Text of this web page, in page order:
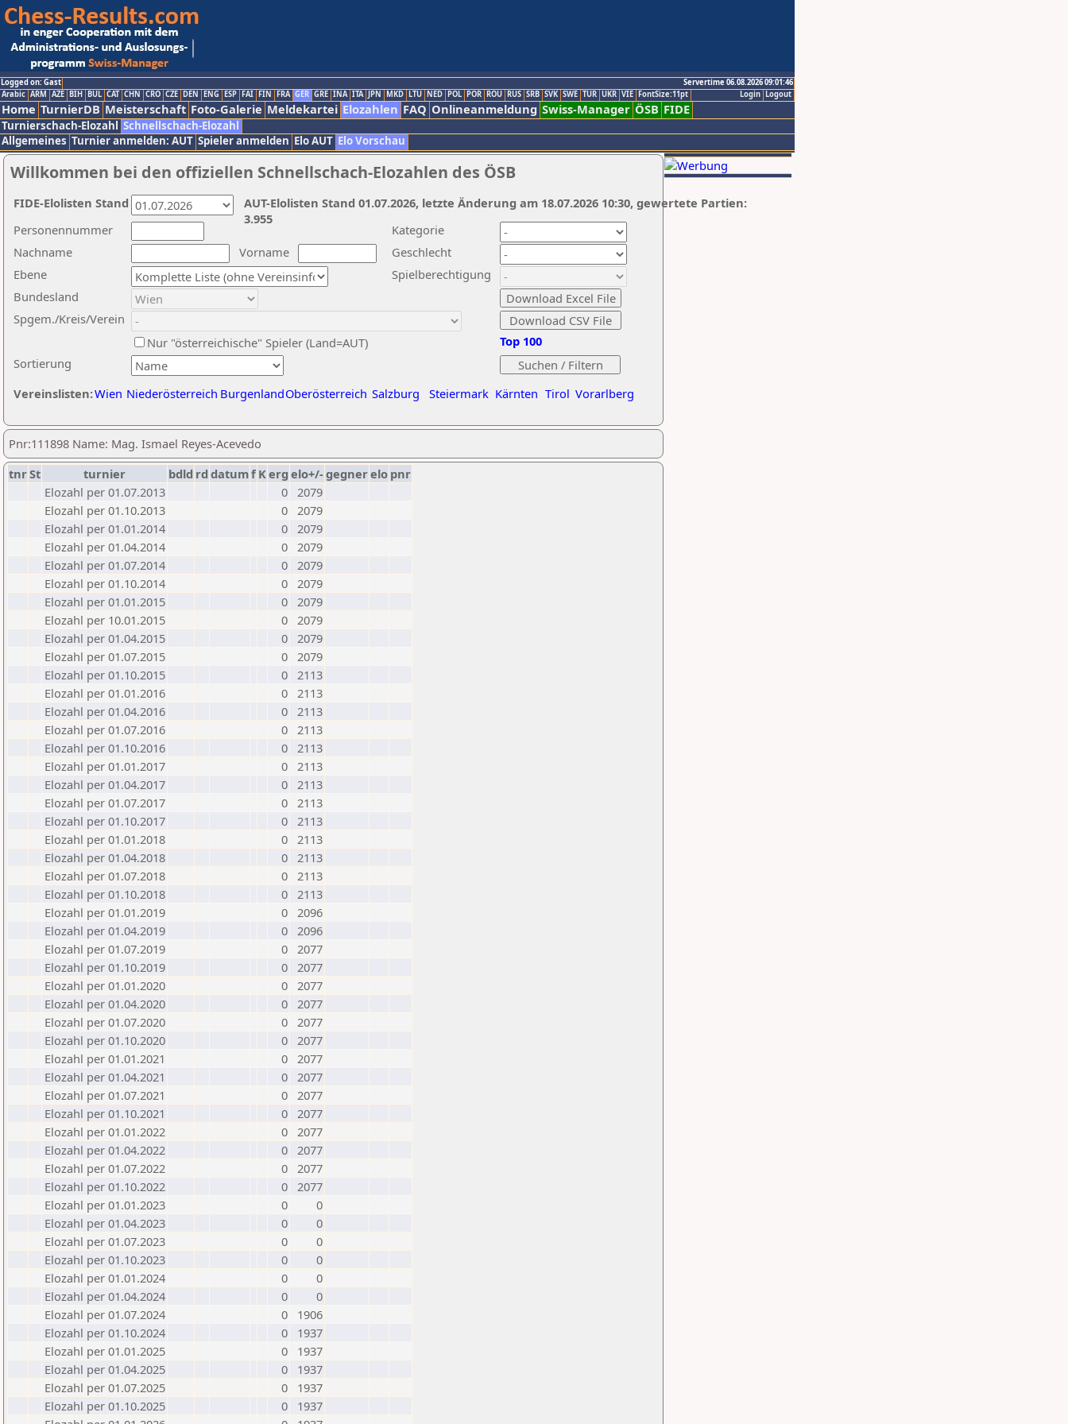
Logged on: Gast
Servertime 06.08.2026 09:01:46
Logout
Login
Arabic ARM AZE BIH BUL CAT CHN CRO CZE DEN ENG ESP FAI FIN FRA GER GRE INA ITA JPN MKD LTU NED POL POR ROU RUS SRB SVK SWE TUR UKR VIE FontSize:11pt
Home TurnierDB Meisterschaft Foto-Galerie Meldekartei Elozahlen FAQ Onlineanmeldung Swiss-Manager ÖSB FIDE
Turnierschach-Elozahl Schnellschach-Elozahl
Allgemeines Turnier anmelden: AUT Spieler anmelden Elo AUT Elo Vorschau
Willkommen bei den offiziellen Schnellschach-Elozahlen des ÖSB
Nachname
Vorname
Ebene
Kategorie
Sortierung
Personennummer
Bundesland
Spgem./Kreis/Verein
Geschlecht
Nur "österreichische" Spieler (Land=AUT)
Spielberechtigung
Vereinslisten:Wien Niederösterreich BurgenlandOberösterreich Salzburg Steiermark Kärnten Tirol Vorarlberg
Top 100
AUT-Elolisten Stand 01.07.2026, letzte Änderung am 18.07.2026 10:30, gewertete Partien:
3.955
FIDE-Elolisten Stand
Pnr:111898 Name: Mag. Ismael Reyes-Acevedo
tnrSt turnier bdld rd datumf Kerg elo+/-gegnerelo pnr
Elozahl per 01.07.2013
0 2079
Elozahl per 01.10.2013
0 2079
Elozahl per 01.01.2014
0 2079
Elozahl per 01.04.2014
0 2079
Elozahl per 01.07.2014
0 2079
Elozahl per 01.10.2014
0 2079
Elozahl per 01.01.2015
0 2079
Elozahl per 10.01.2015
0 2079
Elozahl per 01.04.2015
0 2079
Elozahl per 01.07.2015
0 2079
Elozahl per 01.10.2015
0 2113
Elozahl per 01.01.2016
0 2113
Elozahl per 01.04.2016
0 2113
Elozahl per 01.07.2016
0 2113
Elozahl per 01.10.2016
0 2113
Elozahl per 01.01.2017
0 2113
Elozahl per 01.04.2017
0 2113
Elozahl per 01.07.2017
0 2113
Elozahl per 01.10.2017
0 2113
Elozahl per 01.01.2018
0 2113
Elozahl per 01.04.2018
0 2113
Elozahl per 01.07.2018
0 2113
Elozahl per 01.10.2018
0 2113
Elozahl per 01.01.2019
0 2096
Elozahl per 01.04.2019
0 2096
Elozahl per 01.07.2019
0 2077
Elozahl per 01.10.2019
0 2077
Elozahl per 01.01.2020
0 2077
Elozahl per 01.04.2020
0 2077
Elozahl per 01.07.2020
0 2077
Elozahl per 01.10.2020
0 2077
Elozahl per 01.01.2021
0 2077
Elozahl per 01.04.2021
0 2077
Elozahl per 01.07.2021
0 2077
Elozahl per 01.10.2021
0 2077
Elozahl per 01.01.2022
0 2077
Elozahl per 01.04.2022
0 2077
Elozahl per 01.07.2022
0 2077
Elozahl per 01.10.2022
0 2077
Elozahl per 01.01.2023
0
0
Elozahl per 01.04.2023
0
0
Elozahl per 01.07.2023
0
0
Elozahl per 01.10.2023
0
0
Elozahl per 01.01.2024
0
0
Elozahl per 01.04.2024
0
0
Elozahl per 01.07.2024
0
1906
Elozahl per 01.10.2024
0
1937
Elozahl per 01.01.2025
0
1937
Elozahl per 01.04.2025
0
1937
Elozahl per 01.07.2025
0
1937
Elozahl per 01.10.2025
0
1937